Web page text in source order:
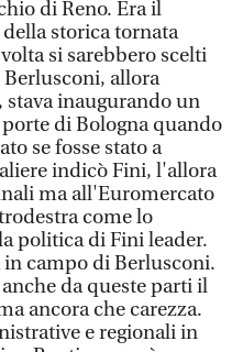
di Reno. Era il
storica tornata
si sarebbero scelti
allora
inaugurando un
di Bologna quando
se fosse stato a
indicò Fini, l'allora
ma all'Euromercato
come lo
politica di Fini leader.
in campo di Berlusconi.
da queste parti il
ancora che carezza.
e regionali in